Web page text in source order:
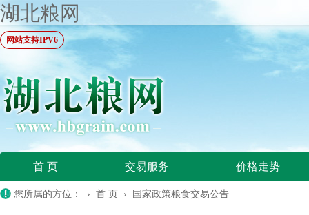
湖北粮网
网站支持IPV6
首 页 交易服务 价格走势
您所属的方位： › 首 页 › 国家政策粮食交易公告